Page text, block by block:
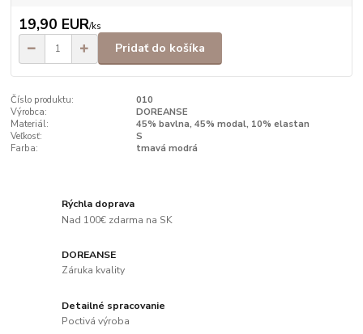
19,90 EUR/ks
Pridať do košíka
Číslo produktu:
010
Výrobca:
DOREANSE
Materiál:
45% bavlna, 45% modal, 10% elastan
Veľkosť:
S
Farba:
tmavá modrá
Rýchla doprava
Nad 100€ zdarma na SK
DOREANSE
Záruka kvality
Detailné spracovanie
Poctivá výroba